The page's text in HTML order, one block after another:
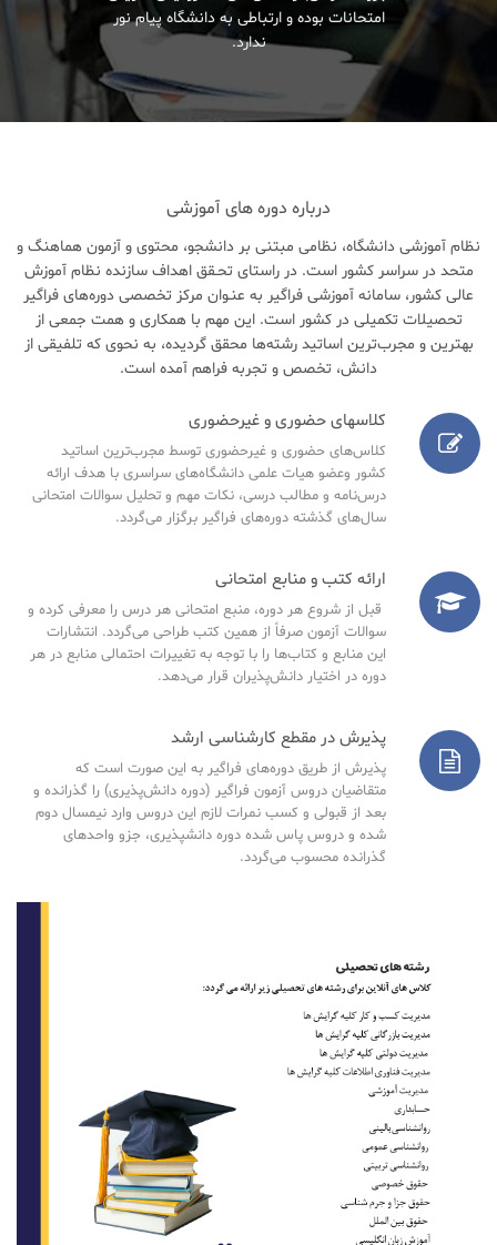
امتحانات بوده و ارتباطی به دانشگاه پیام نور
ندارد.
درباره دوره های آموزشی
نظام آموزشی دانشگاه، نظامی مبتنی بر دانشجو، محتوی و آزمون هماهنگ و
متحد در سراسر کشور است. در راستای تحـقق اهداف سازنده نظام آموزش
عالی کشور، سامانه آموزشی فراگیر به عنـوان مرکز تخصصی دوره‌های فراگیر
تحصیلات تکمیلی در کشور است. این مهم با همکاری و همت جمعی از
بهترین و مجرب‌ترین اساتید رشته‌ها محقق گردیده، به نحوی که تلفیقی از
دانش، تخصص و تجربه فراهم آمده است.
کلاسهای حضوری و غیرحضوری
کلاس‌های حضوری و غیرحضوری توسط مجرب‌ترین اساتید
کشور وعضو هیات علمی دانشگاه‌های سراسری با هدف ارائه
درس‌نامه‌ و مطالب درسی، نکات مهم و تحلیل سوالات امتحانی
سال‌های گذشته دوره‌های فراگیر برگزار می‌گردد.
ارائه کتب و منابع امتحانی
قبل از شروع هر دوره، منبع امتحانی هر درس را معرفی کرده و
سوالات آزمون صرفاً از همین کتب طراحی می‌گردد. انتشارات
این منابع و کتاب‌ها را با توجه به تغییرات احتمالی منابع در هر
دوره در اختیار دانش‌پذیران قرار می‌دهد.
پذیرش در مقطع کارشناسی ارشد
پذیرش از طریق دوره‌های فراگیر به این صورت است که
متقاضیان دروس آزمون فراگیر (دوره دانش‌پذیری) را گذرانده و
بعد از قبولی و کسب نمرات لازم این دروس وارد نیمسال دوم
شده و دروس پاس شده دوره دانشپذیری، جزو واحدهای
گذرانده محسوب می‌گردد.